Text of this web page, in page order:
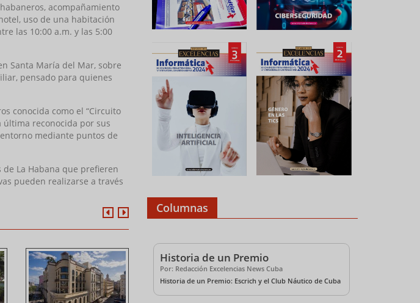
acompañamiento
uso de una habitación
las 10:00 a.m. y las 5:00
Santa María del Mar, sobre
pensado para quienes
conocida como el “Circuito
última reconocida por sus
mediante puntos de
La Habana que prefieren
pueden realizarse a través
Columnas
Historia de un Premio
Por: Redacción Excelencias News Cuba
Historia de un Premio: Escrich y el Club Náutico de Cuba